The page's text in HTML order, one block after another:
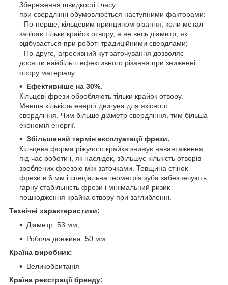
Збереження швидкості і часу
при свердлінні обумовлюється наступними факторами:
- По-перше, кільцевим принципом різання, коли метал
зачіпає тільки крайок отвору, а не весь діаметр, як
відбувається при роботі традиційними свердлами;
- По-друге, агресивний кут заточування дозволяє
досягти найбільш ефективного різання при зниженні
опору матеріалу.
Eфективніше на 30%.
Кільцеві фрези обробляють тільки крайок отвору.
Менша кількість енергії двигуна для якісного
свердління. Чим більше діаметр свердління, тим більша
економія енергії.
Збільшений термін експлуатаціїфрези.
Кільцева форма ріжучого крайка знижує навантаження
під час роботи і, як наслідок, збільшує кількість отворів
зроблених фрезою між заточками. Товщина стінок
фрези в 6 мм і спеціальна геометрія зуба забезпечують
гарну стабільність фрези і мінімальний ризик
пошкодження крайка отвору при заглибленні.
Технічні характеристики:
Діаметр: 53 мм;
Робоча довжина: 50 мм.
Країна виробник:
Великобританія
Країна реєстрації бренду: